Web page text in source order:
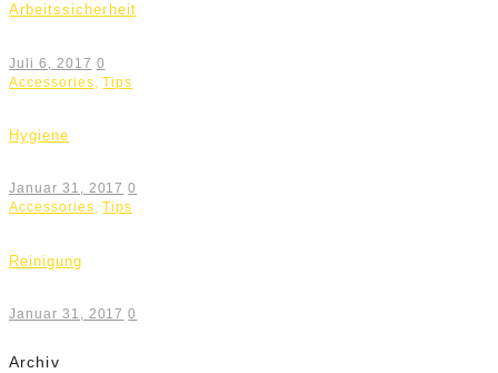
Arbeitssicherheit
Juli 6, 2017 0
Accessories ,Tips
Hygiene
Januar 31, 2017 0
Accessories,Tips
Reinigung
Januar 31, 2017 0
Archiv